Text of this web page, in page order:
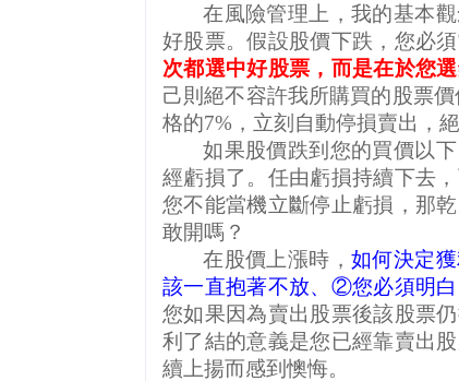
在風險管理上，我的基本
好股票。假設股價下跌，您必
次都選中好股票，而是在於您
己則絕不容許我所購買的股票
格的7% ，立刻自動停損賣出，
如果股價跌到您的買價以
經虧損了。任由虧損持續下去
您不能當機立斷停止虧損，那
敢開嗎？
在股價上漲時，如何決定
該一直抱著不放、②您必須明白
您如果因為賣出股票後該股票
利了結的意義是您已經靠賣出
續上揚而感到懊悔。